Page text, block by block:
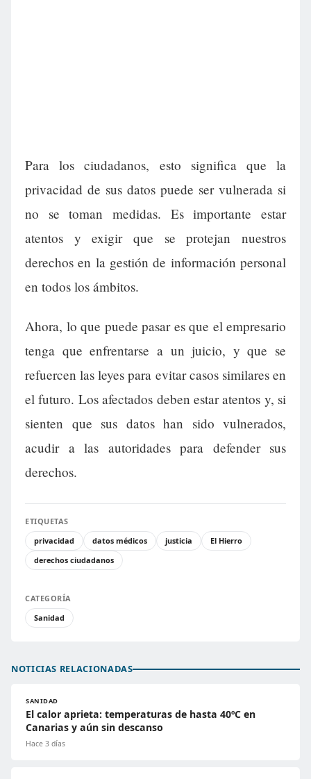
Para los ciudadanos, esto significa que la
privacidad de sus datos puede ser vulnerada si
no se toman medidas. Es importante estar
atentos y exigir que se protejan nuestros
derechos en la gestión de información personal
en todos los ámbitos.
Ahora, lo que puede pasar es que el empresario
tenga que enfrentarse a un juicio, y que se
refuercen las leyes para evitar casos similares en
el futuro. Los afectados deben estar atentos y, si
sienten que sus datos han sido vulnerados,
acudir a las autoridades para defender sus
derechos.
ETIQUETAS
privacidad
datos médicos justicia
El Hierro
derechos ciudadanos
CATEGORÍA
Sanidad
NOTICIAS RELACIONADAS
SANIDAD
El calor aprieta: temperaturas de hasta 40ºC en
Canarias y aún sin descanso
Hace 3 días